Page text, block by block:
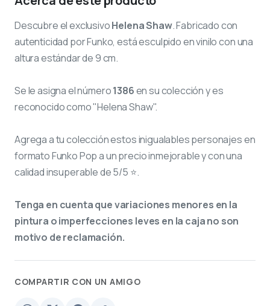
Descubre el exclusivoHelena Shaw. Fabricado con
autenticidad por Funko, está esculpido en vinilo con una
altura estándar de 9 cm.
Se le asigna el número1386en su colección y es
reconocido como "Helena Shaw".
Agrega a tu colección estos inigualables personajes en
formato Funko Pop a un precio inmejorable y con una
calidad insuperable de 5/5 ⭐.
Tenga en cuenta que variaciones menores en la
pintura o imperfecciones leves en la caja no son
motivo de reclamación.
COMPARTIR CON UN AMIGO